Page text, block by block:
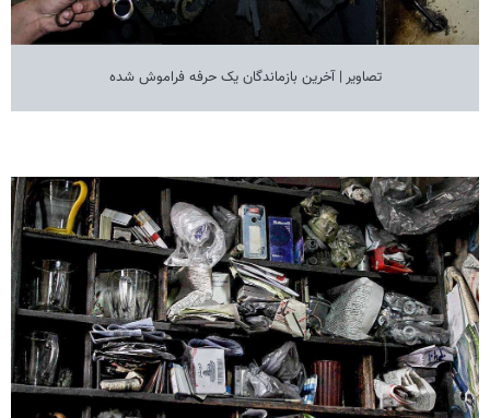
تصاویر | آخرین بازماندگان یک حرفه فراموش شده